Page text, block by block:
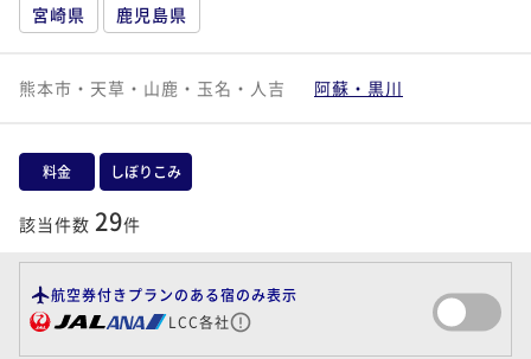
宮崎県
鹿児島県
熊本市・天草・山鹿・玉名・人吉 阿蘇・黒川
料金 しぼりこみ
該当件数 29件
航空券付きプランのある宿のみ表示
LCC各社